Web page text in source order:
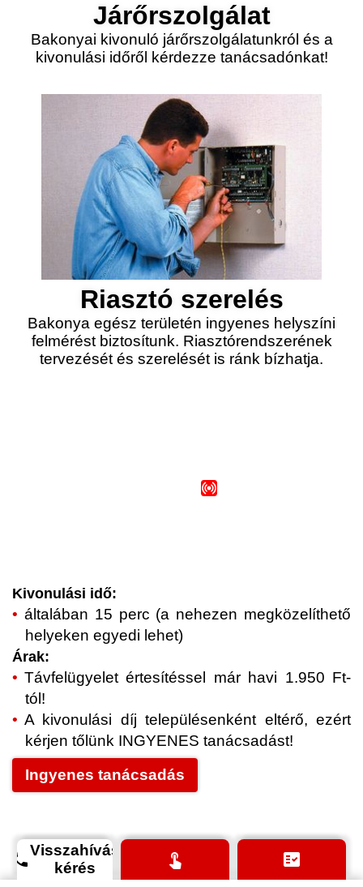
Járőrszolgálat
Bakonyai kivonuló járőrszolgálatunkról és a
kivonulási időről kérdezze tanácsadónkat!
Riasztó szerelés
Bakonya egész területén ingyenes helyszíni
felmérést biztosítunk. Riasztórendszerének
tervezését és szerelését is ránk bízhatja.
Kivonulási idő:
általában 15 perc (a nehezen megközelíthető
helyeken egyedi lehet)
Árak:
Távfelügyelet értesítéssel már havi 1.950 Ft-
tól!
A kivonulási díj településenként eltérő, ezért
kérjen tőlünk INGYENES tanácsadást!
Ingyenes tanácsadás
phoneVisszahívás
kérés
touch_app fact_check